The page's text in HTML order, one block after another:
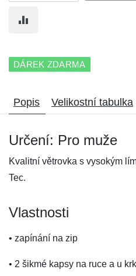
DÁREK ZDARMA
Popis Velikostní tabulka
Určení: Pro muže
Kvalitní větrovka s vysokým
Tec.
Vlastnosti
• zapínání na zip
• 2 šikmé kapsy na ruce a u